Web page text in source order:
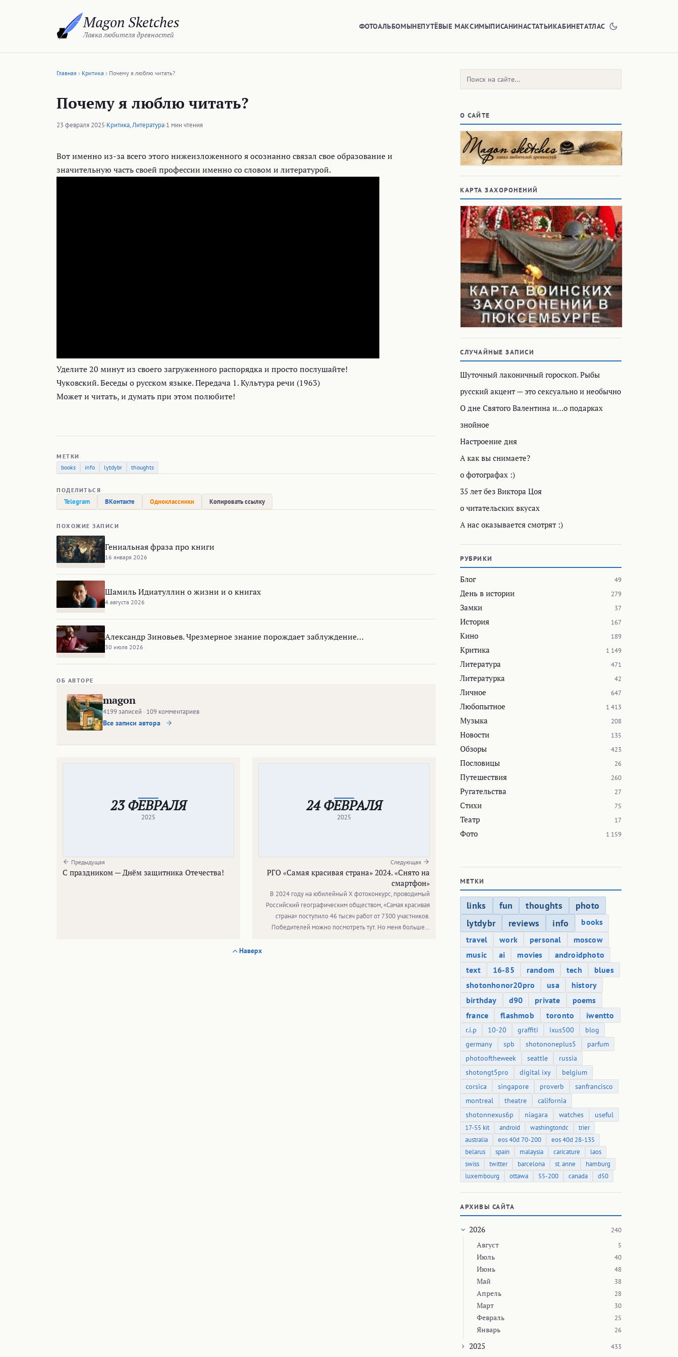
Magon Sketches
Лавка любителя древностей
ФОТОАЛЬБОМЫНЕПУТЁВЫЕ МАКСИМЫПИСАНИНАСТАТЬИКАБИНЕТАТЛАС
Главная Критика Почему я люблю читать?
Почему я люблю читать?
23 февраля 2025·Критика,Литература·1 мин чтения
Вот именно из-за всего этого нижеизложенного я осознанно связал свое образование и
значительную часть своей профессии именно со словом и литературой.
Уделите 20 минут из своего загруженного распорядка и просто послушайте!
Чуковский. Беседы о русском языке. Передача 1. Культура речи (1963)
Может и читать, и думать при этом полюбите!
МЕТКИ
books
info lytdybr thoughts
ПОДЕЛИТЬСЯ
Telegram ВКонтакте Одноклассники Копировать ссылку
ПОХОЖИЕ ЗАПИСИ
Гениальная фраза про книги
16 января 2026
Шамиль Идиатуллин о жизни и о книгах
4 августа 2026
Александр Зиновьев. Чрезмерное знание порождает заблуждение…
30 июля 2026
ОБ АВТОРЕ
magon
4199 записей · 109 комментариев
Все записи автора
23 ФЕВРАЛЯ
2025
Предыдущая
С праздником — Днём защитника Отечества!
24 ФЕВРАЛЯ
2025
Следующая
РГО «Самая красивая страна» 2024. «Снято на
смартфон»
В 2024 году на юбилейный X фотоконкурс, проводимый
Российский географическим обществом, «Самая красивая
страна» поступило 46 тысяч работ от 7300 участников.
Победителей можно посмотреть тут. Но меня больше…
Наверх
Поиск:
О САЙТЕ
КАРТА ЗАХОРОНЕНИЙ
СЛУЧАЙНЫЕ ЗАПИСИ
Шуточный лаконичный гороскоп. Рыбы
русский акцент — это сексуально и необычно
О дне Святого Валентина и…о подарках
знойное
Настроение дня
А как вы снимаете?
о фотографах :)
35 лет без Виктора Цоя
о читательских вкусах
А нас оказывается смотрят :)
РУБРИКИ
Блог 49
День в истории 279
Замки 37
История 167
Кино 189
Критика 1 149
Литература 471
Литературка 42
Личное 647
Любопытное 1 413
Музыка 208
Новости 135
Обзоры 423
Пословицы 26
Путешествия 260
Ругательства 27
Стихи 75
Театр 17
Фото 1 159
МЕТКИ
links fun thoughts
photo
lytdybr
reviews info
books
travel
work personal
moscow
music
ai movies
androidphoto
text
16-85 random tech
blues
shotonhonor20pro
usa
history
birthday
d90 private
poems
france
flashmob toronto iwentto
r.i.p 10-20 graffiti ixus500
blog
germany
spb shotononeplus5
parfum
photooftheweek
seattle
russia
shotongt5pro
digital ixy
belgium
corsica
singapore proverb
sanfrancisco
montreal
theatre
california
shotonnexus6p
niagara watches useful
17-55 kit android washingtondc
trier
australia
eos 40d 70-200
eos 40d 28-135
belarus
spain malaysia caricature
laos
swiss
twitter barcelona st. anne
hamburg
luxembourg
ottawa 55-200 canada d50
АРХИВЫ САЙТА
2026 240
Август 5
Июль 40
Июнь 48
Май 38
Апрель 28
Март 30
Февраль 25
Январь 26
2025 433